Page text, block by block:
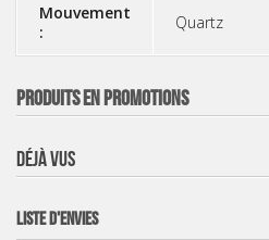
Mouvement
:
Quartz
PRODUITS EN PROMOTIONS
DÉJÀ VUS
Liste d'envies